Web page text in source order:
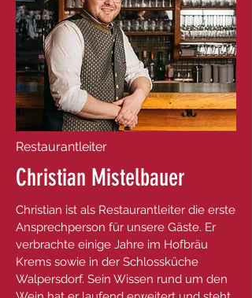
Restaurantleiter
Christian Mistelbauer
Christian ist als Restaurantleiter die erste
Ansprechperson für unsere Gäste. Er
verbrachte einige Jahre im Hofbräu
Krems sowie in der Schlossküche
Walpersdorf. Sein Wissen rund um den